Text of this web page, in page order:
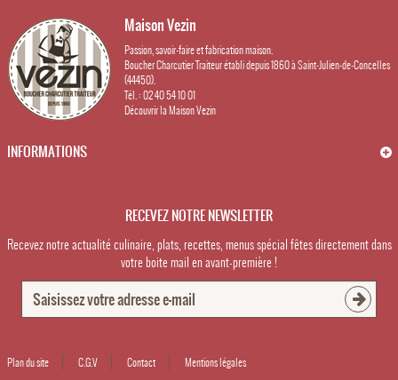
Maison Vezin
Passion, savoir-faire et fabrication maison.
Boucher Charcutier Traiteur établi depuis 1860 à Saint-Julien-de-Concelles
(44450).
Tél. : 02 40 54 10 01
Découvrir la Maison Vezin
INFORMATIONS
RECEVEZ NOTRE NEWSLETTER
Recevez notre actualité culinaire, plats, recettes, menus spécial fêtes directement dans
votre boite mail en avant-première !
Plan du site C.G.V Contact Mentions légales